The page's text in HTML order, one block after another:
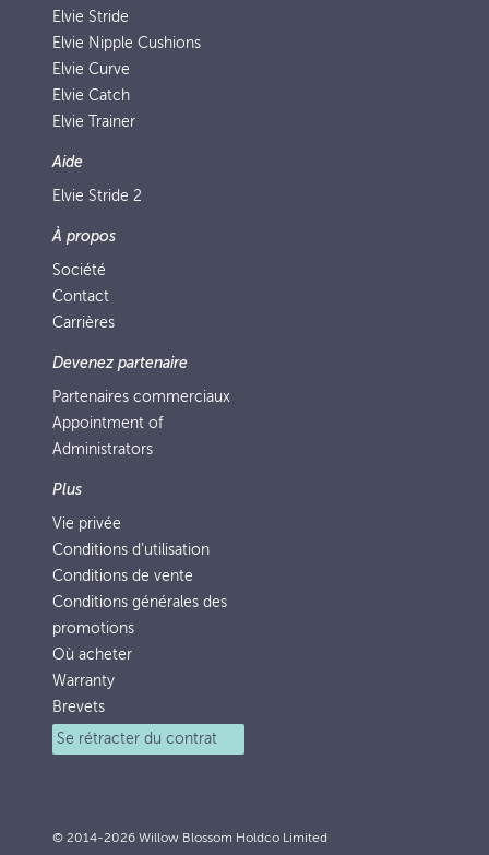
Elvie Stride
Elvie Nipple Cushions
Elvie Curve
Elvie Catch
Elvie Trainer
Aide
Elvie Stride 2
À propos
Société
Contact
Carrières
Devenez partenaire
Partenaires commerciaux
Appointment of
Administrators
Plus
Vie privée
Conditions d’utilisation
Conditions de vente
Conditions générales des
promotions
Où acheter
Warranty
Brevets
Se rétracter du contrat
© 2014-2026 Willow Blossom Holdco Limited